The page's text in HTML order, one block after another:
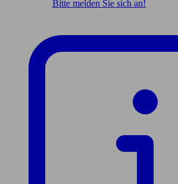
Bitte melden Sie sich an!